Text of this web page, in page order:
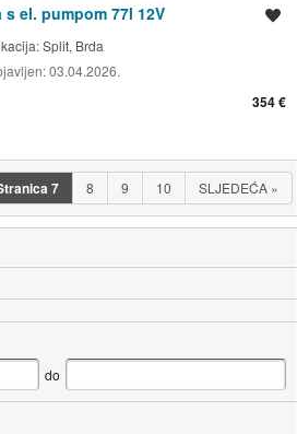
el. pumpom 77l 12V
Split, Brda
03.04.2026.
354 €
7 8 9 10 SLJEDEĆA »
do